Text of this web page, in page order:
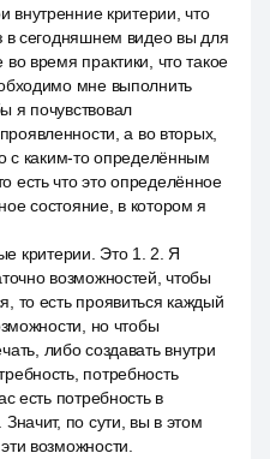
внутренние критерии, что
в сегодняшнем видео вы для
время практики, что такое
мне выполнить
я почувствовал
а во вторых,
с каким-то определённым
есть что это определённое
состояние, в котором я
критерии. Это 1. 2. Я
возможностей, чтобы
то есть проявиться каждый
но чтобы
либо создавать внутри
потребность
есть потребность в
по сути, вы в этом
возможности.